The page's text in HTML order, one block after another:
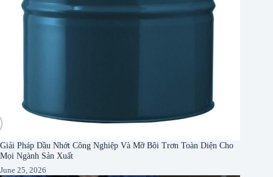
Giải Pháp Dầu Nhớt Công Nghiệp Và Mỡ Bôi Trơn Toàn Diện Cho
Mọi Ngành Sản Xuất
June 25, 2026